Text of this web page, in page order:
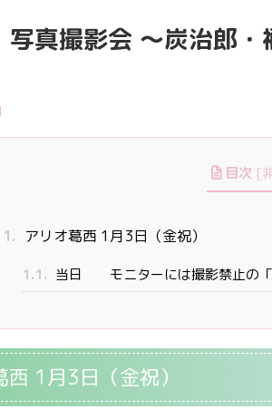
写真撮影会 ～炭治郎
目次 [
1. アリオ葛西 1月3日（金祝）
1.1. 当日 モニターには撮影禁止の「
西 1月3日（金祝）